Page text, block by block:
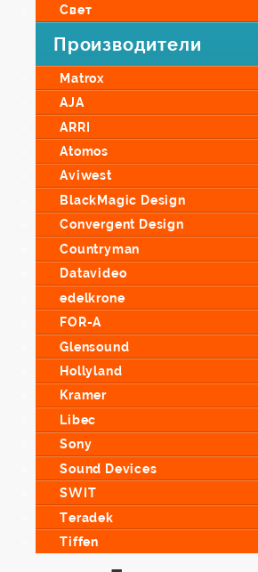
Свет
Производители
Matrox
AJA
ARRI
Atomos
Aviwest
BlackMagic Design
Convergent Design
Countryman
Datavideo
edelkrone
FOR-A
Glensound
Hollyland
Kramer
Libec
Sony
Sound Devices
SWIT
Teradek
Tiffen